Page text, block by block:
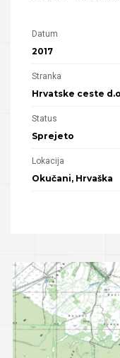
Datum
2017
Stranka
Hrvatske ceste
Status
Sprejeto
Lokacija
Okučani, Hrvaška